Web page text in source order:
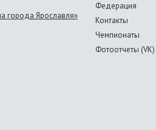
города Ярославля»
Федерация
Контакты
Чемпионаты
Фотоотчеты (VK)